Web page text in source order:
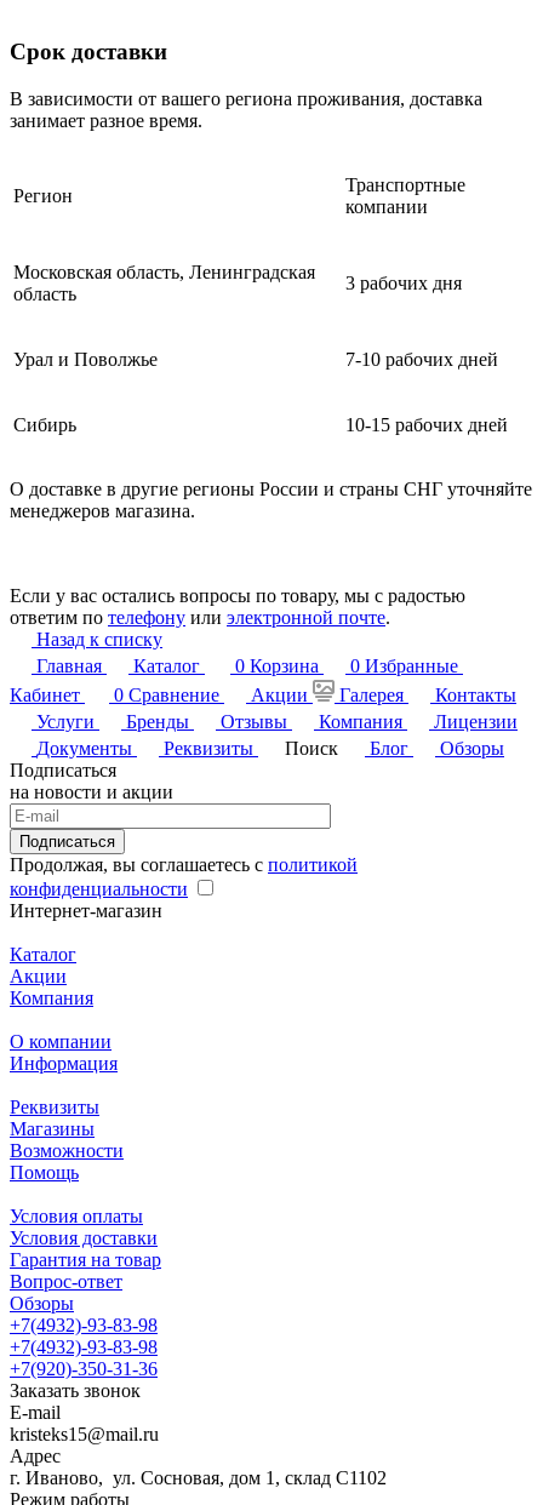
Срок доставки
В зависимости от вашего региона проживания, доставка
занимает разное время.
Регион
Транспортные
компании
Московская область, Ленинградская
область
3 рабочих дня
Урал и Поволжье 7-10 рабочих дней
Сибирь 10-15 рабочих дней
О доставке в другие регионы России и страны СНГ уточняйте
менеджеров магазина.
Если у вас остались вопросы по товару, мы с радостью
ответим по телефону или электронной почте.
Назад к списку
Главная
Каталог 0 Корзина 0 Избранные
Кабинет
0 Сравнение Акции Галерея
Контакты
Услуги
Бренды Отзывы Компания
Лицензии
Документы
Реквизиты Поиск Блог
Обзоры
Подписаться
на новости и акции
Подписаться
Продолжая, вы соглашаетесь с политикой
конфиденциальности
Интернет-магазин
Каталог
Акции
Компания
О компании
Информация
Реквизиты
Магазины
Возможности
Помощь
Условия оплаты
Условия доставки
Гарантия на товар
Вопрос-ответ
Обзоры
+7(4932)-93-83-98
+7(4932)-93-83-98
+7(920)-350-31-36
Заказать звонок
E-mail
kristeks15@mail.ru
Адрес
г. Иваново, ул. Сосновая, дом 1, склад С1102
Режим работы